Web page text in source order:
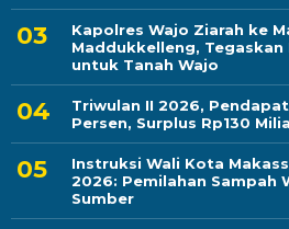
Kapolres Wajo Ziarah ke
Maddukkelleng,
untuk Tanah Wajo
Triwulan II 2026,
Persen, Surplus Rp130
Instruksi Wali Kota
2026: Pemilahan Sampah
Sumber